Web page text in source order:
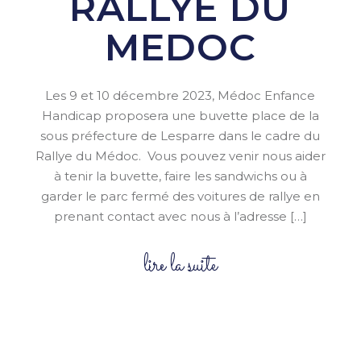
MEDOC
Les 9 et 10 décembre 2023, Médoc Enfance
Handicap proposera une buvette place de la
sous préfecture de Lesparre dans le cadre du
Rallye du Médoc. Vous pouvez venir nous aider
à tenir la buvette, faire les sandwichs ou à
garder le parc fermé des voitures de rallye en
prenant contact avec nous à l’adresse […]
lire la suite